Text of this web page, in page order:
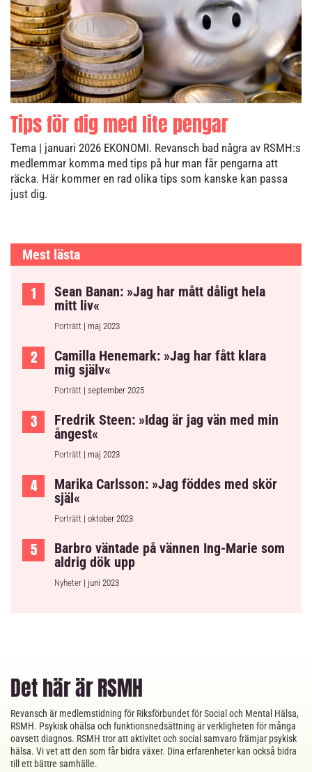
Tips för dig med lite pengar
Tema | januari 2026 EKONOMI. Revansch bad några av RSMH:s
medlemmar komma med tips på hur man får pengarna att
räcka. Här kommer en rad olika tips som kanske kan passa
just dig.
Mest lästa
Sean Banan: »Jag har mått dåligt hela
mitt liv«
Porträtt | maj 2023
Camilla Henemark: »Jag har fått klara
mig själv«
Porträtt | september 2025
Fredrik Steen: »Idag är jag vän med min
ångest«
Porträtt | maj 2023
Marika Carlsson: »Jag föddes med skör
själ«
Porträtt | oktober 2023
Barbro väntade på vännen Ing-Marie som
aldrig dök upp
Nyheter | juni 2023
Det här är RSMH
Revansch är medlemstidning för Riksförbundet för Social och Mental Hälsa,
RSMH. Psykisk ohälsa och funktionsnedsättning är verkligheten för många
oavsett diagnos. RSMH tror att aktivitet och social samvaro främjar psykisk
hälsa. Vi vet att den som får bidra växer. Dina erfarenheter kan också bidra
till ett bättre samhälle.